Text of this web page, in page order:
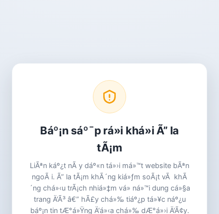
Báº¡n sáº¯p rá»i khá»i Ã” la
tÃ¡m
LiÃªn káº¿t nÃ y dáº«n tá»›i má»™t website bÃªn
ngoÃ i. Ã” la tÃ¡m khÃ´ng kiá»ƒm soÃ¡t vÃ khÃ
´ng chá»‹u trÃ¡ch nhiá»‡m vá» ná»™i dung cá»§a
trang Ä‘Ã³ â€” hÃ£y chá»‰ tiáº¿p tá»¥c náº¿u
báº¡n tin tÆ°á»Ÿng Ä‘á»‹a chá»‰ dÆ°á»›i Ä‘Ã¢y.